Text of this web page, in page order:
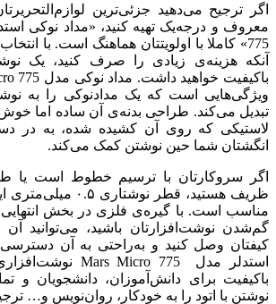
اگر ترجیح می‌دهید جزئی‌ترین
معروف و درجه‌یک تهیه کنید، «مداد نوکی
775» کاملا با اولویتتان هماهنگ است. با
آنکه هزینه‌ی زیادی را صرف کنید، یک
باکیفیت خواهید داشت. مداد نوکی مدل 775
ویژگی‌هایی است که یک مدادنوکی را به
تبدیل می‌کند. طراحی بدنه‌ی آن ساده
لاستیکی که روی آن کشیده شده، به در
انگشتان شما حین نوشتن کمک می‌کند.
اگر سروکارتان با ترسیم خطوط است یا
ظریف هستید، قطر
مناسب است. با گیره‌ی فلزی در بخش انتهایی
گم‌شدن نوشت‌افزارتان باشید، می‌توانید
کیفتان وصل کنید و به‌راحتی به آن دسترسی
استدلر مدل
Mars Micro 775
باکیفیت برای دانش‌آموزان، دانشجویان و
نوشتن با اتود را به خودکار، روان‌نویس و…